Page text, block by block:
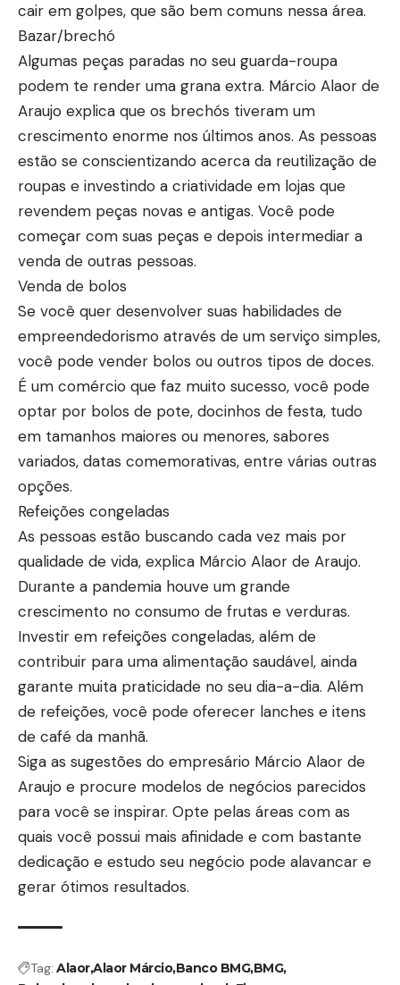
cair em golpes, que são bem comuns nessa área.
Bazar/brechó
Algumas peças paradas no seu guarda-roupa
podem te render uma grana extra. Márcio Alaor de
Araujo explica que os brechós tiveram um
crescimento enorme nos últimos anos. As pessoas
estão se conscientizando acerca da reutilização de
roupas e investindo a criatividade em lojas que
revendem peças novas e antigas. Você pode
começar com suas peças e depois intermediar a
venda de outras pessoas.
Venda de bolos
Se você quer desenvolver suas habilidades de
empreendedorismo através de um serviço simples,
você pode vender bolos ou outros tipos de doces.
É um comércio que faz muito sucesso, você pode
optar por bolos de pote, docinhos de festa, tudo
em tamanhos maiores ou menores, sabores
variados, datas comemorativas, entre várias outras
opções.
Refeições congeladas
As pessoas estão buscando cada vez mais por
qualidade de vida, explica Márcio Alaor de Araujo.
Durante a pandemia houve um grande
crescimento no consumo de frutas e verduras.
Investir em refeições congeladas, além de
contribuir para uma alimentação saudável, ainda
garante muita praticidade no seu dia-a-dia. Além
de refeições, você pode oferecer lanches e itens
de café da manhã.
Siga as sugestões do empresário Márcio Alaor de
Araujo e procure modelos de negócios parecidos
para você se inspirar. Opte pelas áreas com as
quais você possui mais afinidade e com bastante
dedicação e estudo seu negócio pode alavancar e
gerar ótimos resultados.
Tag: AlaorAlaor MárcioBanco BMGBMG